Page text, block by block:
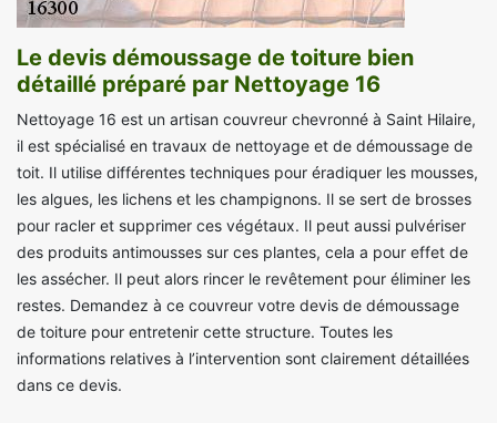
Le devis démoussage de toiture bien
détaillé préparé par Nettoyage 16
Nettoyage 16 est un artisan couvreur chevronné à Saint Hilaire,
il est spécialisé en travaux de nettoyage et de démoussage de
toit. Il utilise différentes techniques pour éradiquer les mousses,
les algues, les lichens et les champignons. Il se sert de brosses
pour racler et supprimer ces végétaux. Il peut aussi pulvériser
des produits antimousses sur ces plantes, cela a pour effet de
les assécher. Il peut alors rincer le revêtement pour éliminer les
restes. Demandez à ce couvreur votre devis de démoussage
de toiture pour entretenir cette structure. Toutes les
informations relatives à l’intervention sont clairement détaillées
dans ce devis.